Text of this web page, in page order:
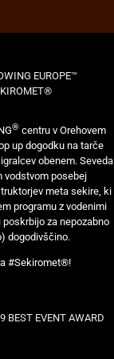
EUROPE™
® centru v Orehovem
up dogodku na tarče
obenem. Seveda
vodstvom posebej
meta sekire, ki
programu z vodenimi
za nepozabno
dogodivščino.
#Sekiromet®!
BEST EVENT AWARD